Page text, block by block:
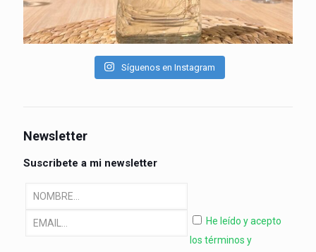
Síguenos en Instagram
Newsletter
Suscribete a mi newsletter
He leído y acepto
los términos y